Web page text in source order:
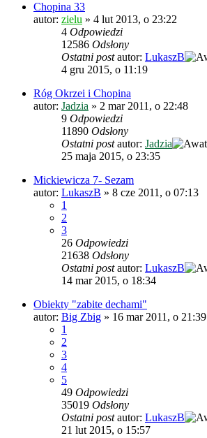
Chopina 33
autor: zielu » 4 lut 2013, o 23:22
4 Odpowiedzi
12586 Odsłony
Ostatni postautor: LukaszB
4 gru 2015, o 11:19
Róg Okrzei i Chopina
autor: Jadzia » 2 mar 2011, o 22:48
9 Odpowiedzi
11890 Odsłony
Ostatni postautor: Jadzia
25 maja 2015, o 23:35
Mickiewicza 7- Sezam
autor: LukaszB » 8 cze 2011, o 07:13
1
2
3
26 Odpowiedzi
21638 Odsłony
Ostatni postautor: LukaszB
14 mar 2015, o 18:34
Obiekty "zabite dechami"
autor: Big Zbig » 16 mar 2011, o 21:39
1
2
3
4
5
49 Odpowiedzi
35019 Odsłony
Ostatni postautor: LukaszB
21 lut 2015, o 15:57